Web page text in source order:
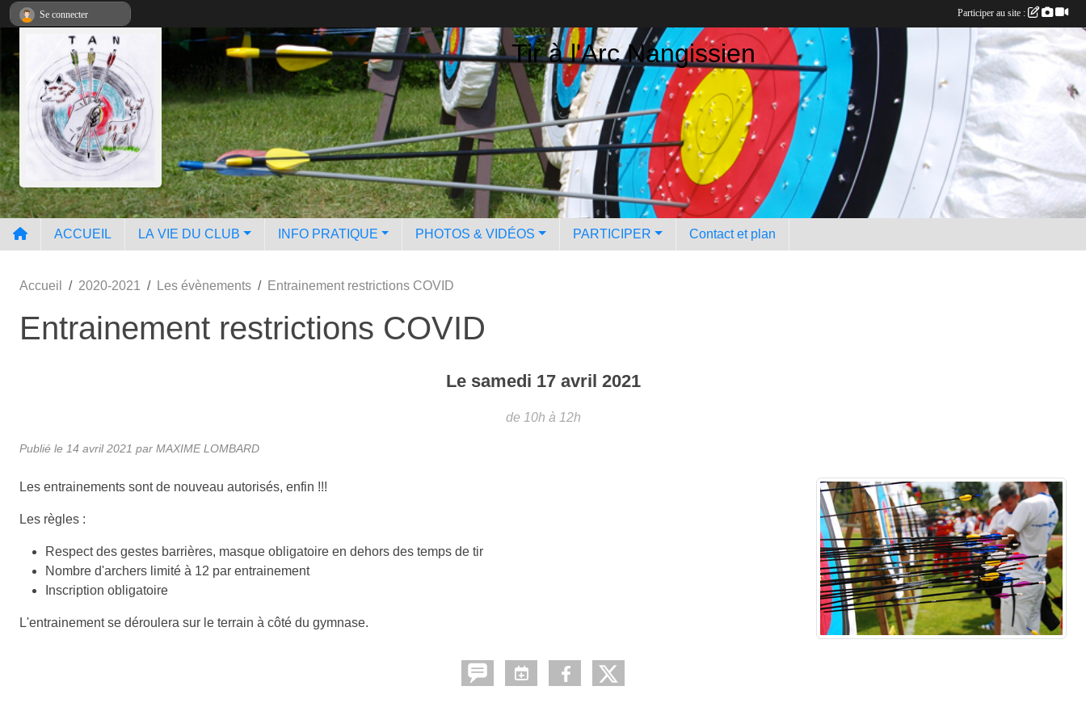
Tir à l'Arc Nangissien
ACCUEIL LA VIE DU CLUB INFO PRATIQUE PHOTOS & VIDÉOS PARTICIPER Contact et plan
Accueil 2020-2021 Les évènements Entrainement restrictions COVID
Entrainement restrictions COVID
Le samedi 17 avril 2021
de 10h à 12h
Publié le 14 avril 2021 par MAXIME LOMBARD
Les entrainements sont de nouveau autorisés, enfin !!!
Les règles :
Respect des gestes barrières, masque obligatoire en dehors des temps de tir
Nombre d'archers limité à 12 par entrainement
Inscription obligatoire
L'entrainement se déroulera sur le terrain à côté du gymnase.
Se connecter Participer au site :
Panneau de gestion des cookies